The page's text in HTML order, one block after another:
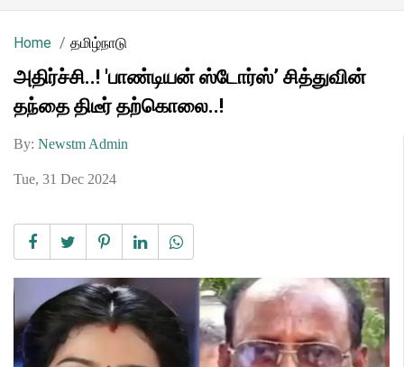
Home தமிழ்நாடு
அதிர்ச்சி..! 'பாண்டியன் ஸ்டோர்ஸ்’ சித்துவின்
தந்தை திடீர் தற்கொலை..!
By: Newstm Admin
Tue, 31 Dec 2024